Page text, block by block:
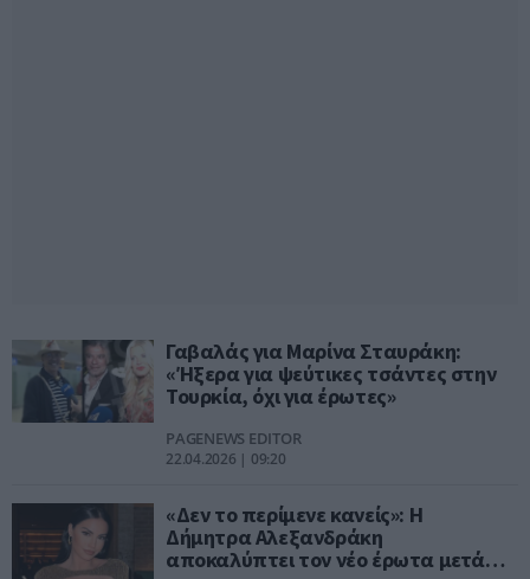
Γαβαλάς για Μαρίνα Σταυράκη:
«Ήξερα για ψεύτικες τσάντες στην
Τουρκία, όχι για έρωτες»
PAGENEWS EDITOR
22.04.2026 | 09:20
«Δεν το περίμενε κανείς»: Η
Δήμητρα Αλεξανδράκη
αποκαλύπτει τον νέο έρωτα μετά